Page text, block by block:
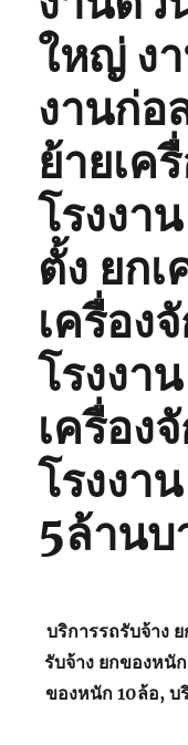
ใหญ่ ง
งานก่อ
ย้ายเค
โรงงา
ตั้ง ยก
เครื่อง
โรงงา
เครื่อง
โรงงา
5ล้านบ
บริการรถรับจ้าง
รับจ้าง ยกของหนั
ของหนัก 10ล้อ, บ